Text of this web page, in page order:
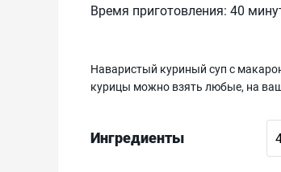
Время приготовления: 40
Наваристый куриный суп с
курицы можно взять любые, на
Ингредиенты